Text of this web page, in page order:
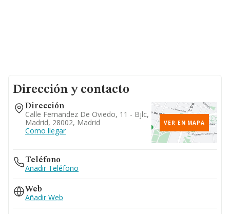
Dirección y contacto
Dirección
Calle Fernandez De Oviedo, 11 - Bjlc,
Madrid, 28002, Madrid
Como llegar
VER EN MAPA
Teléfono
Añadir Teléfono
Web
Añadir Web